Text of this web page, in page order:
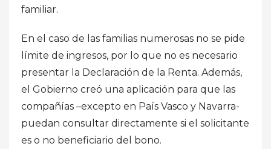
familiar.
En el caso de las familias numerosas no se pide
límite de ingresos, por lo que no es necesario
presentar la Declaración de la Renta. Además,
el Gobierno creó una aplicación para que las
compañías –excepto en País Vasco y Navarra-
puedan consultar directamente si el solicitante
es o no beneficiario del bono.